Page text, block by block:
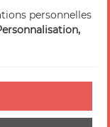
— Tous droits
personnelles